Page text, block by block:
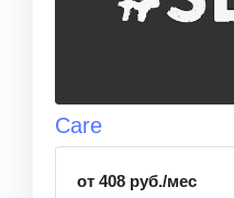
Care
от 408 руб./мес